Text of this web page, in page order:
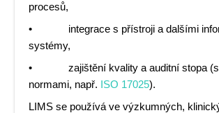
procesů,
• integrace s přístroji a dalšími
systémy,
• zajištění kvality a auditní stopa
normami, např. ISO 17025).
LIMS se používá ve výzkumných,